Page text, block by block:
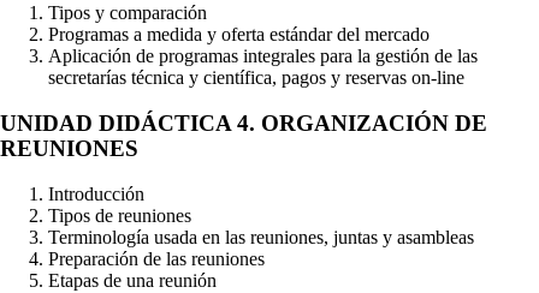
Tipos y comparación
Programas a medida y oferta estándar del mercado
Aplicación de programas integrales para la gestión de las
secretarías técnica y científica, pagos y reservas on-line
UNIDAD DIDÁCTICA 4. ORGANIZACIÓN DE
REUNIONES
Introducción
Tipos de reuniones
Terminología usada en las reuniones, juntas y asambleas
Preparación de las reuniones
Etapas de una reunión